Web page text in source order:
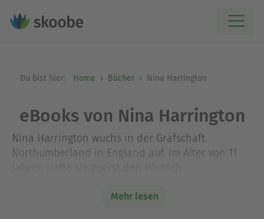
Du bist hier: Home Bücher Nina Harrington
eBooks von Nina Harrington
Nina Harrington wuchs in der Grafschaft
Northumberland in England auf. Im Alter von 11
so oft sie wollte lesen zu können. Später wollte
Mehr lesen